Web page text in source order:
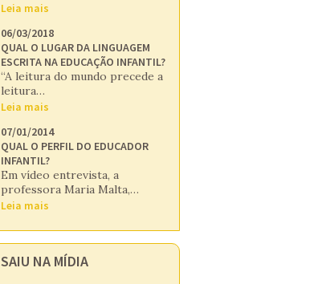
Leia mais
06/03/2018
QUAL O LUGAR DA LINGUAGEM
ESCRITA NA EDUCAÇÃO INFANTIL?
“A leitura do mundo precede a
leitura…
Leia mais
07/01/2014
QUAL O PERFIL DO EDUCADOR
INFANTIL?
Em vídeo entrevista, a
professora Maria Malta,…
Leia mais
SAIU NA MÍDIA